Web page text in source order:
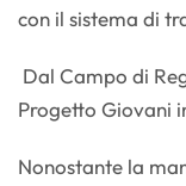
con il sistema di
Dal Campo di
Progetto Giovani
Nonostante la